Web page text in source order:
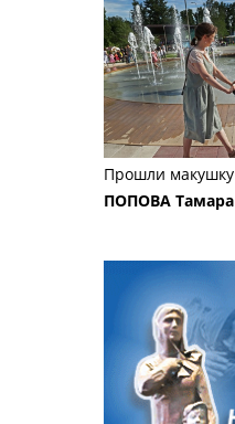
Прошли макушку
ПОПОВА Тамара